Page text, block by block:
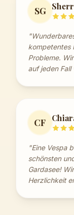
SG
kompetentes
Probleme.
auf jeden
CF
"Eine Vespa
schönsten
Gardasee!
Herzlichkeit